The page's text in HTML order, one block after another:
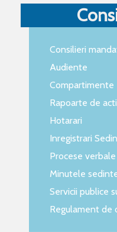
Consilieri
Audiente
Compartimente
Rapoarte de
Hotarari
Inregistrari
Procese
Minutele
Servicii publice
Regulament de